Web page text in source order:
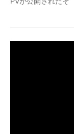
IT製品の技術・